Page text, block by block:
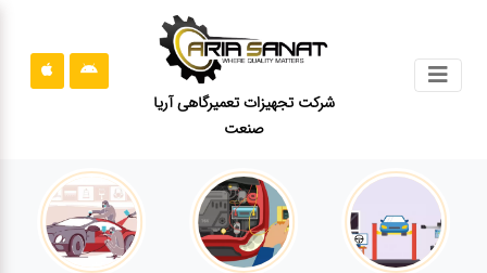
شرکت تجهیزات تعمیرگاهی آریا
صنعت
قوانین
سایت
ارتباط